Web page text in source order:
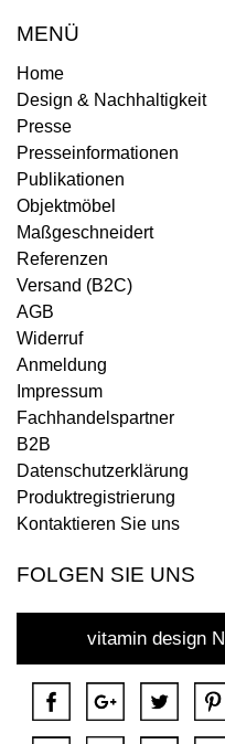
MENÜ
Home
Design & Nachhaltigkeit
Presse
Presseinformationen
Publikationen
Objektmöbel
Maßgeschneidert
Referenzen
Versand (B2C)
AGB
Widerruf
Anmeldung
Impressum
Fachhandelspartner
B2B
Datenschutzerklärung
Produktregistrierung
Kontaktieren Sie uns
FOLGEN SIE UNS
vitamin design